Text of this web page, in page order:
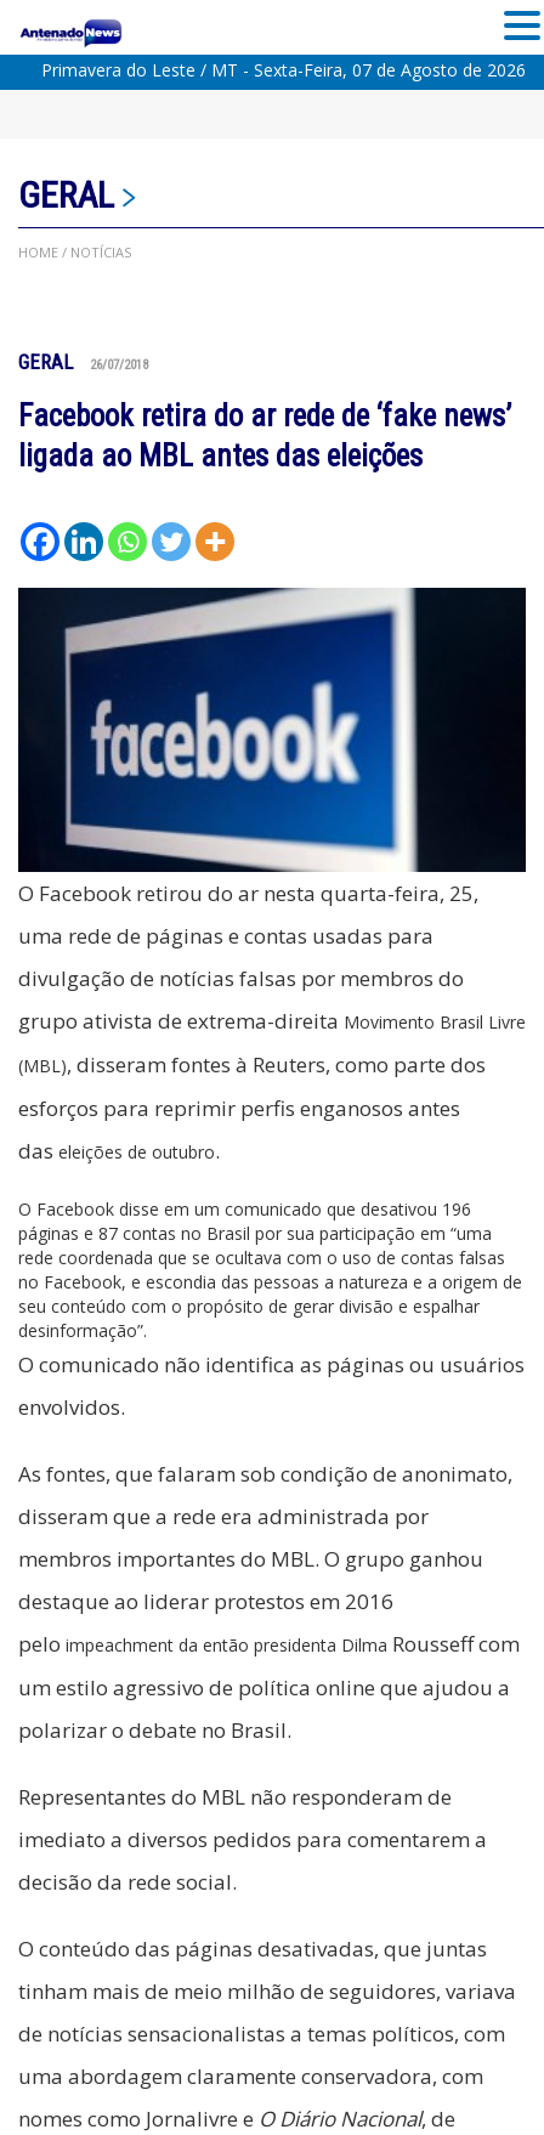
Primavera do Leste / MT - Sexta-Feira, 07 de Agosto de 2026
GERAL
HOME / NOTÍCIAS
GERAL 26/07/2018
Facebook retira do ar rede de ‘fake news’
ligada ao MBL antes das eleições
O Facebook retirou do ar nesta quarta-feira, 25,
uma rede de páginas e contas usadas para
divulgação de notícias falsas por membros do
grupo ativista de extrema-direita Movimento Brasil Livre
(MBL), disseram fontes à Reuters, como parte dos
esforços para reprimir perfis enganosos antes
das eleições de outubro.
O Facebook disse em um comunicado que desativou 196
páginas e 87 contas no Brasil por sua participação em “uma
rede coordenada que se ocultava com o uso de contas falsas
no Facebook, e escondia das pessoas a natureza e a origem de
seu conteúdo com o propósito de gerar divisão e espalhar
desinformação”.
O comunicado não identifica as páginas ou usuários
envolvidos.
As fontes, que falaram sob condição de anonimato,
disseram que a rede era administrada por
membros importantes do MBL. O grupo ganhou
destaque ao liderar protestos em 2016
pelo impeachment da então presidenta Dilma Rousseff com
um estilo agressivo de política online que ajudou a
polarizar o debate no Brasil.
Representantes do MBL não responderam de
imediato a diversos pedidos para comentarem a
decisão da rede social.
O conteúdo das páginas desativadas, que juntas
tinham mais de meio milhão de seguidores, variava
de notícias sensacionalistas a temas políticos, com
uma abordagem claramente conservadora, com
nomes como Jornalivre e O Diário Nacional, de